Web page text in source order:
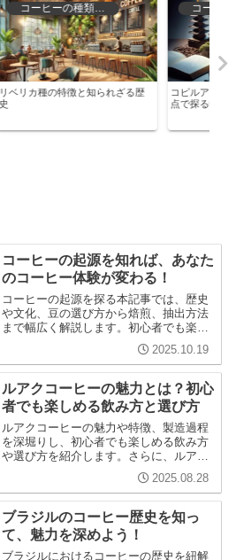
歴
コーヒーの歴史と文化
コピルアクの魅力とは？哲学的視
コーヒーの起源を知れば、あなた
のコーヒー体験が変わる！
コーヒーの起源を探る本記事では、歴史
や文化、豆の選び方から焙煎、抽出方法
まで幅広く解説します。初心者でも楽し
める内容で、コーヒー愛好者の知識を深
2025.10.19
ルアクコーヒーの魅力とは？初心
者でも楽しめる飲み方と選び方
ルアクコーヒーの魅力や特徴、製造過程
を深堀りし、初心者でも楽しめる飲み方
や選び方を紹介します。さらに、ルアク
コーヒーがどのように他のコーヒーと異
なるのかを理解することで、より豊かな
コーヒーライフを提案します。
2025.08.28
ブラジルのコーヒー歴史を知っ
て、魅力を深めよう！
ブラジルにおけるコーヒーの歴史を紐解